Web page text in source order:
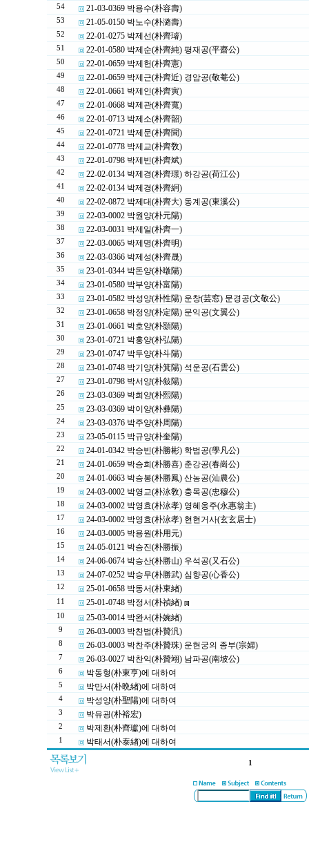
54 21-03-0369 박용수(朴容壽)
53 21-05-0150 박노수(朴潞壽)
52 22-01-0275 박제선(朴齊璿)
51 22-01-0580 박제순(朴齊純) 평재공(平齋公)
50 22-01-0659 박제헌(朴齊憲)
49 22-01-0659 박제근(朴齊近) 경암공(敬菴公)
48 22-01-0661 박제인(朴齊寅)
47 22-01-0668 박제관(朴齊寬)
46 22-01-0713 박제소(朴齊韶)
45 22-01-0721 박제문(朴齊聞)
44 22-01-0778 박제교(朴齊敎)
43 22-01-0798 박제빈(朴齊斌)
42 22-02-0134 박제경(朴齊璟) 하강공(荷江公)
41 22-02-0134 박제경(朴齊絅)
40 22-02-0872 박제대(朴齊大) 동계공(東溪公)
39 22-03-0002 박원양(朴元陽)
38 22-03-0031 박제일(朴齊一)
37 22-03-0065 박제명(朴齊明)
36 22-03-0366 박제성(朴齊晟)
35 23-01-0344 박돈양(朴暾陽)
34 23-01-0580 박부양(朴富陽)
33 23-01-0582 박성양(朴性陽) 운창(芸窓) 문경공(文敬公)
32 23-01-0658 박정양(朴定陽) 문익공(文翼公)
31 23-01-0661 박호양(朴顥陽)
30 23-01-0721 박홍양(朴弘陽)
29 23-01-0747 박두양(朴斗陽)
28 23-01-0748 박기양(朴箕陽) 석운공(石雲公)
27 23-01-0798 박서양(朴敍陽)
26 23-03-0369 박희양(朴熙陽)
25 23-03-0369 박이양(朴彝陽)
24 23-03-0376 박주양(朴周陽)
23 23-05-0115 박규양(朴奎陽)
22 24-01-0342 박승빈(朴勝彬) 학범공(學凡公)
21 24-01-0659 박승희(朴勝喜) 춘강공(春崗公)
20 24-01-0663 박승봉(朴勝鳳) 산농공(汕農公)
19 24-03-0002 박영교(朴泳敎) 충목공(忠穆公)
18 24-03-0002 박영효(朴泳孝) 영혜옹주(永惠翁主)
17 24-03-0002 박영효(朴泳孝) 현현거사(玄玄居士)
16 24-03-0005 박용원(朴用元)
15 24-05-0121 박승진(朴勝振)
14 24-06-0674 박승산(朴勝山) 우석공(又石公)
13 24-07-0252 박승무(朴勝武) 심향공(心香公)
12 25-01-0658 박동서(朴東緖)
11 25-01-0748 박정서(朴禎緖) [1]
10 25-03-0014 박완서(朴婉緖)
9 26-03-0003 박찬범(朴贊汎)
8 26-03-0003 박찬주(朴贊珠) 운현궁의 종부(宗婦)
7 26-03-0027 박찬익(朴贊翊) 남파공(南坡公)
6 박동형(朴東亨)에 대하여
5 박만서(朴晩緖)에 대하여
4 박성양(朴聖陽)에 대하여
3 박유굉(朴裕宏)
2 박제환(朴齊瓛)에 대하여
1 박태서(朴泰緖)에 대하여
1